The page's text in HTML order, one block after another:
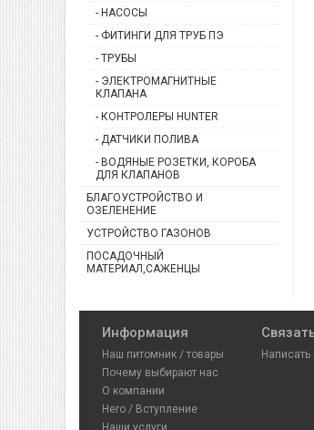
- НАСОСЫ
- ФИТИНГИ ДЛЯ ТРУБ ПЭ
- ТРУБЫ
- ЭЛЕКТРОМАГНИТНЫЕ
КЛАПАНА
- КОНТРОЛЕРЫ HUNTER
- ДАТЧИКИ ПОЛИВА
- ВОДЯНЫЕ РОЗЕТКИ, КОРОБА
ДЛЯ КЛАПАНОВ
БЛАГОУСТРОЙСТВО И
ОЗЕЛЕНЕНИЕ
УСТРОЙСТВО ГАЗОНОВ
ПОСАДОЧНЫЙ
МАТЕРИАЛ,САЖЕНЦЫ
Информация
Наш питомник / товары
Почему выбирают нас
О компании
Hero / Вступление
Наши услуги